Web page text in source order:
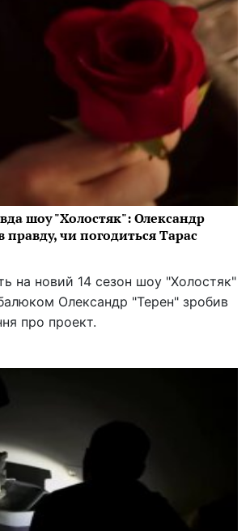
шоу "Холостяк": Олександр
правду, чи погодиться Тарас
на новий 14 сезон шоу "Холостяк"
Олександр "Терен" зробив
про проект.